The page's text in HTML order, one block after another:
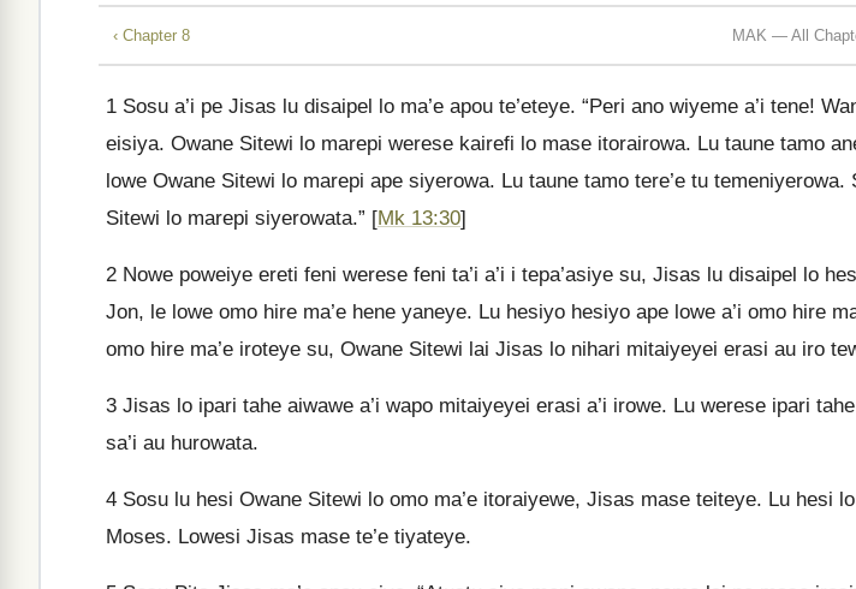
‹ Chapter 8 MAK — All
1 Sosu a’i pe Jisas lu disaipel lo ma’e apou te’eteye. “Peri ano wiyeme a’i tene!
eisiya. Owane Sitewi lo marepi werese kairefi lo mase itorairowa. Lu taune tamo
lowe Owane Sitewi lo marepi ape siyerowa. Lu taune tamo tere’e tu temeniyerowa.
Sitewi lo marepi siyerowata.” [Mk 13:30]
2 Nowe poweiye ereti feni werese feni ta’i a’i i tepa’asiye su, Jisas lu disaipel lo
Jon, le lowe omo hire ma’e hene yaneye. Lu hesiyo hesiyo ape lowe a’i omo hire
omo hire ma’e iroteye su, Owane Sitewi lai Jisas lo nihari mitaiyeyei erasi au iro
3 Jisas lo ipari tahe aiwawe a’i wapo mitaiyeyei erasi a’i irowe. Lu werese ipari tahe
sa’i au hurowata.
4 Sosu lu hesi Owane Sitewi lo omo ma’e itoraiyewe, Jisas mase teiteye. Lu hesi
Moses. Lowesi Jisas mase te’e tiyateye.